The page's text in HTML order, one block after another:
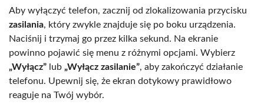
Aby wyłączyć telefon, zacznij od zlokalizowania przycisku
zasilania, który zwykle znajduje się po boku urządzenia.
Naciśnij i trzymaj go przez kilka sekund. Na ekranie
powinno pojawić się menu z różnymi opcjami. Wybierz
„Wyłącz” lub „Wyłącz zasilanie”, aby zakończyć działanie
telefonu. Upewnij się, że ekran dotykowy prawidłowo
reaguje na Twój wybór.